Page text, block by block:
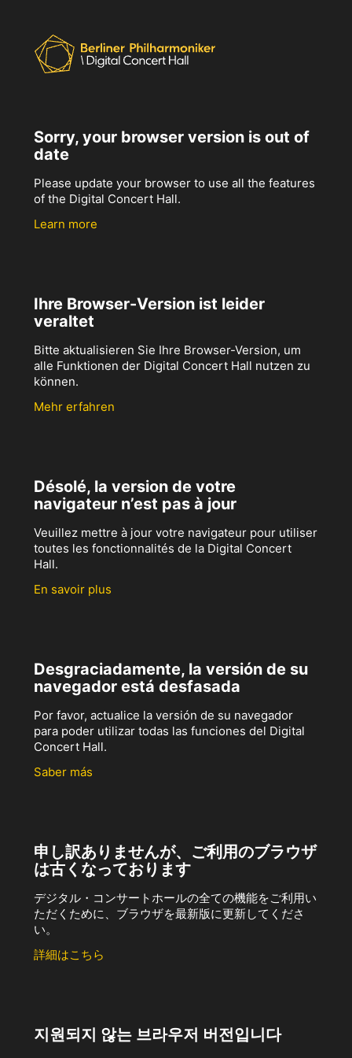
Sorry, your browser version is out of
date
Please update your browser to use all the features
of the Digital Concert Hall.
Learn more
Ihre Browser-Version ist leider
veraltet
Bitte aktualisieren Sie Ihre Browser-Version, um
alle Funktionen der Digital Concert Hall nutzen zu
können.
Mehr erfahren
Désolé, la version de votre
navigateur n’est pas à jour
Veuillez mettre à jour votre navigateur pour utiliser
toutes les fonctionnalités de la Digital Concert
Hall.
En savoir plus
Desgraciadamente, la versión de su
navegador está desfasada
Por favor, actualice la versión de su navegador
para poder utilizar todas las funciones del Digital
Concert Hall.
Saber más
申し訳ありませんが、ご利用のブラウザ
は古くなっております
デジタル・コンサートホールの全ての機能をご利用い
ただくために、ブラウザを最新版に更新してくださ
い。
詳細はこちら
지원되지 않는 브라우저 버전입니다